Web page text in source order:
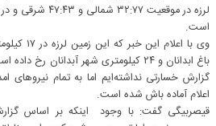
است.
باغ ابدانان و ۲۴ کیلومتری شهر آبدانان
گزارش خسارتی نداشته‌ایم اما به تمام نیروهای
اعلام آماده باش شده است.
قیصربیگی گفت: با وجود اینکه بر اساس